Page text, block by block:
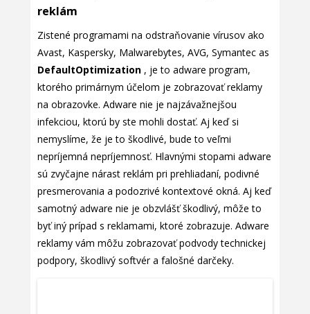
reklám
Zistené programami na odstraňovanie vírusov ako
Avast, Kaspersky, Malwarebytes, AVG, Symantec as
DefaultOptimization , je to adware program,
ktorého primárnym účelom je zobrazovať reklamy
na obrazovke. Adware nie je najzávažnejšou
infekciou, ktorú by ste mohli dostať. Aj keď si
nemyslíme, že je to škodlivé, bude to veľmi
nepríjemná nepríjemnosť. Hlavnými stopami adware
sú zvyčajne nárast reklám pri prehliadaní, podivné
presmerovania a podozrivé kontextové okná. Aj keď
samotný adware nie je obzvlášť škodlivý, môže to
byť iný prípad s reklamami, ktoré zobrazuje. Adware
reklamy vám môžu zobrazovať podvody technickej
podpory, škodlivý softvér a falošné darčeky.